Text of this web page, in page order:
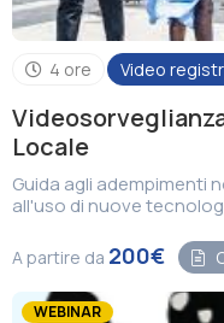
4 ore Video
Locale
Guida agli adempimenti
all'uso di nuove
A partire da 200€
WEBINAR